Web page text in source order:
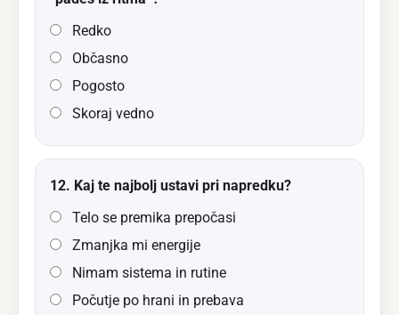
Redko
Občasno
Pogosto
Skoraj vedno
12. Kaj te najbolj ustavi pri napredku?
Telo se premika prepočasi
Zmanjka mi energije
Nimam sistema in rutine
Počutje po hrani in prebava